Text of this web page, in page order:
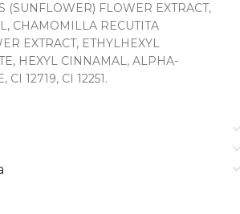
(SUNFLOWER) FLOWER EXTRACT,
CHAMOMILLA RECUTITA
EXTRACT, ETHYLHEXYL
HEXYL CINNAMAL, ALPHA-
12719, CI 12251.